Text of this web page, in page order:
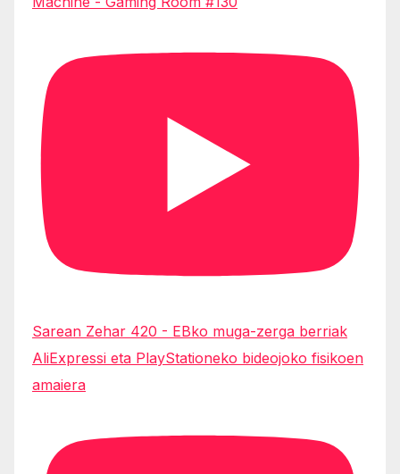
Sarean Zehar 420 - EBko muga-zerga berriak
AliExpressi eta PlayStationeko bideojoko fisikoen
amaiera